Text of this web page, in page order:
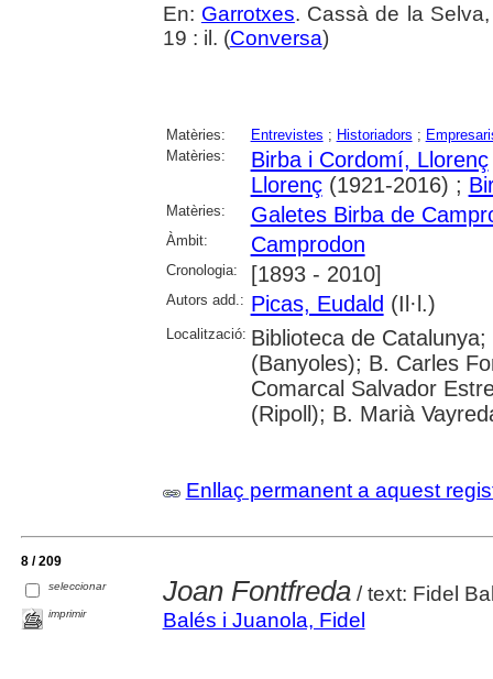
En: Garrotxes. Cassà de la
19 : il. (Conversa)
Matèries: Entrevistes ; Historiadors ;
Matèries:
Birba i Cordomí, Llorenç
Llorenç(1921-2016) ;
Matèries: Galetes Birba de
Àmbit: Camprodon
Cronologia: [1893 - 2010]
Autors add.: Picas, Eudald (Il·l.)
Localització: Biblioteca de
(Banyoles); B. Carles
Comarcal Salvador
(Ripoll); B. Marià
Enllaç permanent a aquest
8 / 209
seleccionar
imprimir
Joan Fontfreda/ text: Fidel
Balés i Juanola, Fidel